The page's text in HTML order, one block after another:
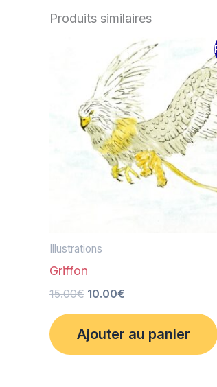
Produits similaires
Illustrations
Griffon
15.00€
initial
était :
15.00€.
10.00€
Le
prix
actuel
est :
10.00€.
Ajouter au panier